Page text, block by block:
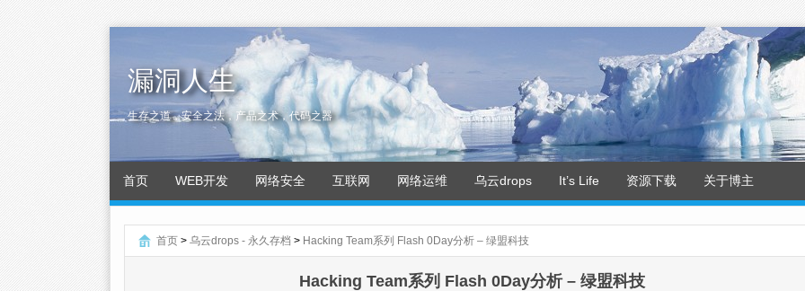
漏洞人生
生存之道，安全之法，产品之术，代码之器
首页 WEB开发 网络安全 互联网 网络运维 乌云drops It’s Life 资源下载 关于博主
首页 > 乌云drops - 永久存档 > Hacking Team系列 Flash 0Day分析 – 绿盟科技
Hacking Team系列 Flash 0Day分析 – 绿盟科技